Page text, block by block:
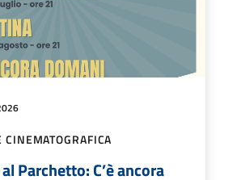
CINEMATOGRAFICA
Parchetto: C’è ancora